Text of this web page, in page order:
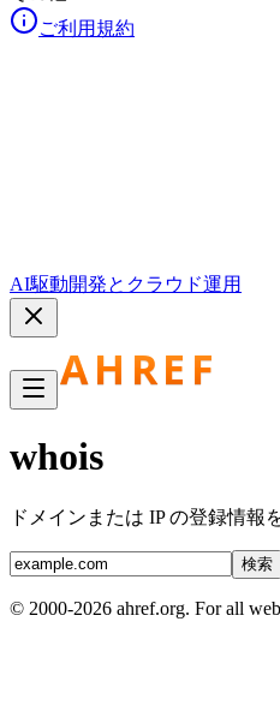
ご利用規約
AI駆動開発とクラウド運用
whois
ドメインまたは IP の登録情報
検索
© 2000-2026 ahref.org. For all